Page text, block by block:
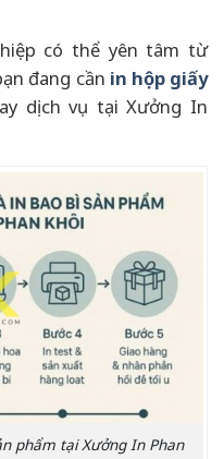
có thể yên tâm từ
đang cần in hộp giấy
dịch vụ tại Xưởng In
phẩm tại Xưởng In Phan